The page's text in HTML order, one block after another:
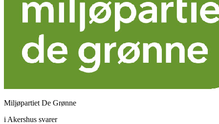
Miljøpartiet De Grønne
i Akershus svarer